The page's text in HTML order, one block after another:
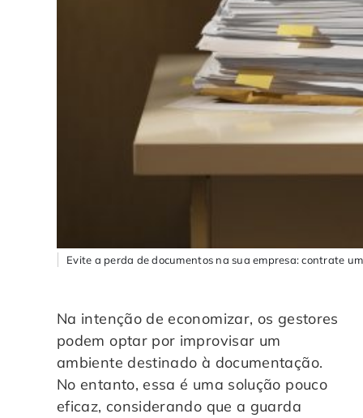
Evite a perda de documentos na sua empresa: contrate
Na intenção de economizar, os gestores
podem optar por improvisar um
ambiente destinado à documentação.
No entanto, essa é uma solução pouco
eficaz, considerando que a guarda